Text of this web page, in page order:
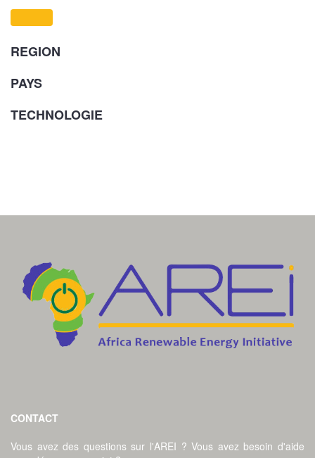
REGION
PAYS
TECHNOLOGIE
CONTACT
Vous avez des questions sur l'AREI ? Vous avez besoin d'aide